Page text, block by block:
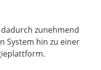
zunehmend
System hin zu einer